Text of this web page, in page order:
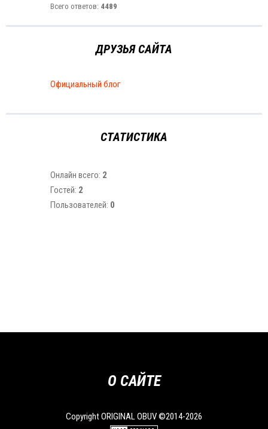
Всего ответов: 4489
ДРУЗЬЯ САЙТА
Официальный блог
СТАТИСТИКА
Онлайн всего: 2
Гостей: 2
Пользователей: 0
О САЙТЕ
Copyright ORIGINAL OBUV ©2014-2026